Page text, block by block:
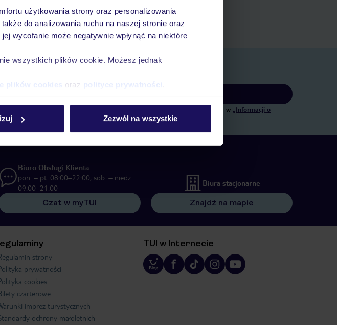
użytkowania strony oraz personalizowania
do analizowania ruchu na naszej stronie oraz
wycofanie może negatywnie wpłynąć na niektóre
wszystkich plików cookie. Możesz jednak
plików cookies oraz polityce prywatności
Zezwól na wszystkie
i wszystkie informacje o Twojej rezerwacji w myTUI
Zapisz się
Sp. z o.o. w celach marketingowych, w zakresie oraz celu wskazanym w „Informacji o
tzw. automatycznych systemów wywołujących.
Biuro Obsługi Klienta
pon. – pt. 08:00–22:00, sob. – niedz.
09:00–21:00
Czat w myTUI
Biura stacjonarne
Znajdź na mapie
strony
prywatności
cookies
czarterowe
imprez turystycznych
ochrony małoletnich
TUI w Internecie